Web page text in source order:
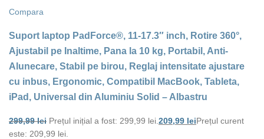
Compara
Suport laptop PadForce®, 11-17.3″ inch, Rotire 360°,
Ajustabil pe Inaltime, Pana la 10 kg, Portabil, Anti-
Alunecare, Stabil pe birou, Reglaj intensitate ajustare
cu inbus, Ergonomic, Compatibil MacBook, Tableta,
iPad, Universal din Aluminiu Solid – Albastru
299,99lei Prețul inițial a fost: 299,99 lei. 209,99 leiPrețul curent
este: 209,99 lei.